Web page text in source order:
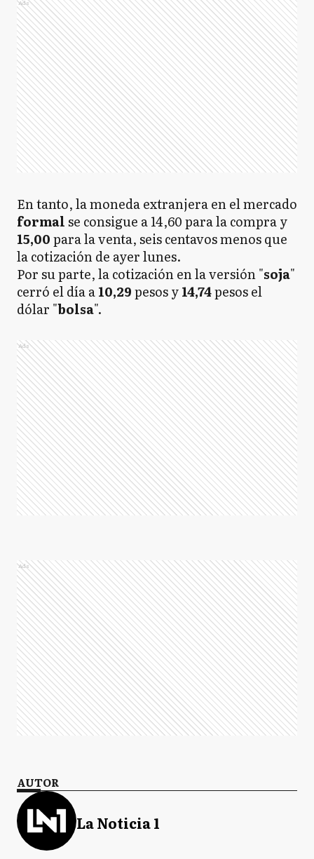
Ads
En tanto, la moneda extranjera en el mercado
formalse consigue a 14,60 para la compra y
15,00para la venta, seis centavos menos que
la cotización de ayer lunes.
Por su parte, la cotización en la versión "soja"
cerró el día a10,29pesos y14,74pesos el
dólar "bolsa".
Ads
Ads
AUTOR
La Noticia 1